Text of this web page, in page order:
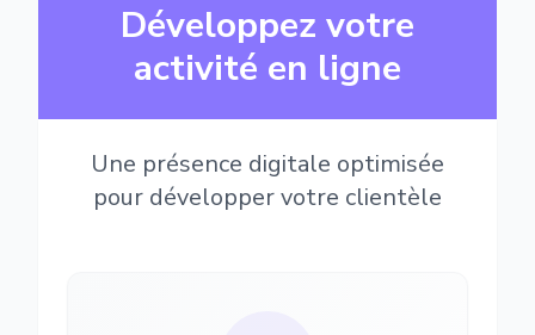
Développez votre
activité en ligne
Une présence digitale optimisée
pour développer votre clientèle